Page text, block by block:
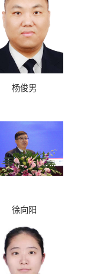
杨俊男
徐向阳